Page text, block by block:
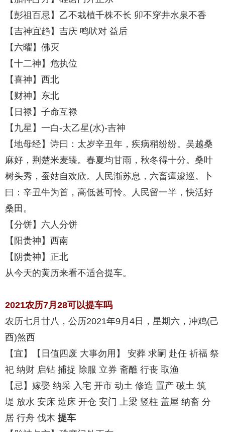
【彭祖百忌】乙不栽植千株不长 卯不穿井水泉不香
【吉神宜趋】吉庆 鸣吠对 益后
【六曜】佛灭
【十二神】危执位
【喜神】西北
【财神】东北
【日禄】子命互禄
【九星】一白-太乙星(水)-吉神
【地母经】诗曰：太岁辛丑年，疾病稍纷纷。吴越桑
麻好，荆楚米麦臻。春夏均甘雨，秋冬得十分。桑叶
树头秀，蚕姑自欢欣。人民渐苏息，六畜瘴逡巡。卜
曰：辛丑牛为首，高低甚可怜。人民留一半，快活好
桑田。
【分饼】六人分饼
【阳贵神】西南
【阴贵神】正北
从今天的黄历来看不适合提车。
2021农历7月28可以提车吗
农历七月廿八，公历2021年9月4日，星期六，冲鸡(己
酉)煞西
【宜】【日值四废 大事勿用】 安葬 求嗣 赴任 祈福 祭
祀 纳财 启钻 捕捉 除服 立券 斋醮 行丧 取渔
【忌】嫁娶 纳采 入宅 开市 动土 修造 置产 破土 筑
堤 放水 安床 造床 开仓 安门 上梁 竖柱 盖屋 纳畜 分
居 行舟 伐木 提车